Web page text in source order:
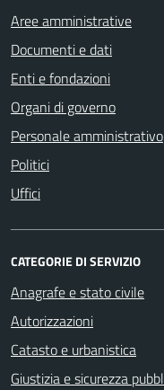
Aree amministrative
Documenti e dati
Enti e fondazioni
Organi di governo
Personale amministrativo
Politici
Uffici
CATEGORIE DI SERVIZIO
Anagrafe e stato civile
Autorizzazioni
Catasto e urbanistica
Giustizia e sicurezza